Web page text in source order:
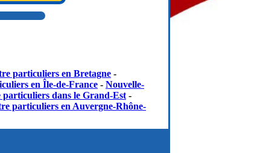
particuliers en Bretagne -
en Île-de-France - Nouvelle-
dans le Grand-Est -
particuliers en Auvergne-Rhône-